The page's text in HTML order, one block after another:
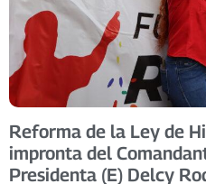
Reforma de la Ley de
impronta del
Presidenta (E) Delcy